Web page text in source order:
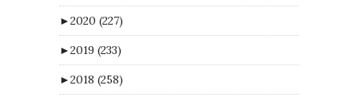
►2020 (227)
►2019 (233)
►2018 (258)